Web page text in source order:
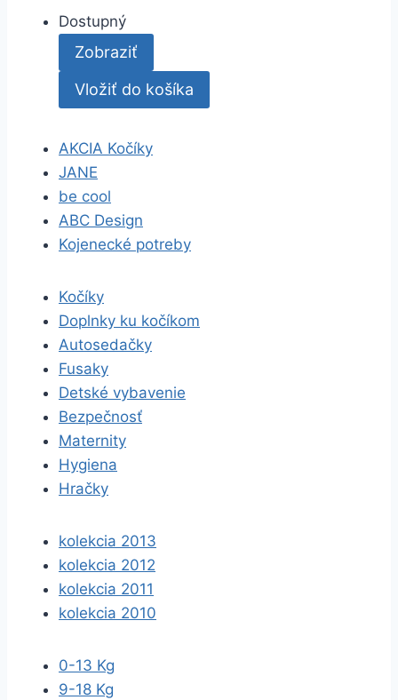
Dostupný
Zobraziť
Vložiť do košíka
AKCIA Kočíky
JANE
be cool
ABC Design
Kojenecké potreby
Kočíky
Doplnky ku kočíkom
Autosedačky
Fusaky
Detské vybavenie
Bezpečnosť
Maternity
Hygiena
Hračky
kolekcia 2013
kolekcia 2012
kolekcia 2011
kolekcia 2010
0-13 Kg
9-18 Kg